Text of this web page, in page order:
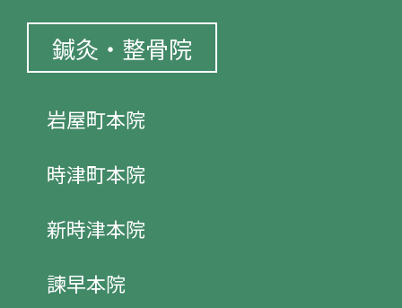
鍼灸・整骨院
岩屋町本院
時津町本院
新時津本院
諫早本院